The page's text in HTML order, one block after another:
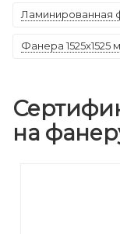
Ламинированная
Фанера 1525х1525
на